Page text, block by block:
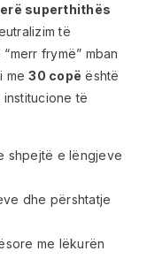
superthithës
të
frymë” mban
me30 copë është
të
shpejtë e lëngjeve
dhe përshtatje
me lëkurën